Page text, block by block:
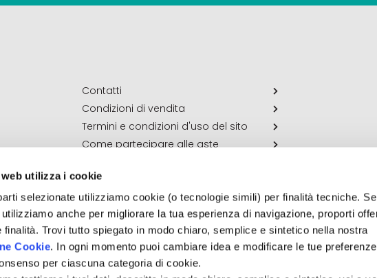
utilizza i cookie
selezionate utilizziamo cookie (o tecnologie simili) per finalità tecniche.
anche per migliorare la tua esperienza di navigazione, proporti
finalità. Trovi tutto spiegato in modo chiaro, semplice e sintetico nella nostra
Cookie. In ogni momento puoi cambiare idea e modificare le tue
per ciascuna categoria di cookie.
Contatti
Condizioni di vendita
Termini e condizioni d'uso del sito
Come partecipare alle aste